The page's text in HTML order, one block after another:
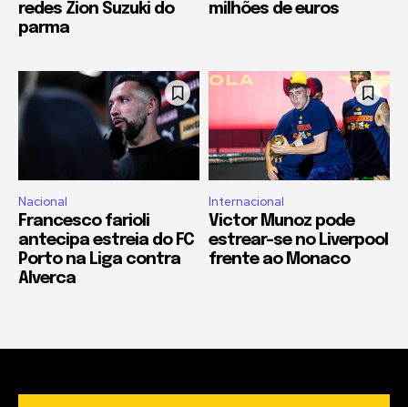
redes Zion Suzuki do
parma
milhões de euros
Nacional
Francesco farioli
antecipa estreia do FC
Porto na Liga contra
Alverca
Internacional
Victor Munoz pode
estrear-se no Liverpool
frente ao Monaco